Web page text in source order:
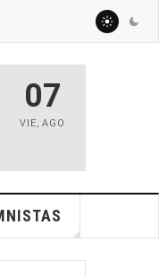
07
VIE,AGO